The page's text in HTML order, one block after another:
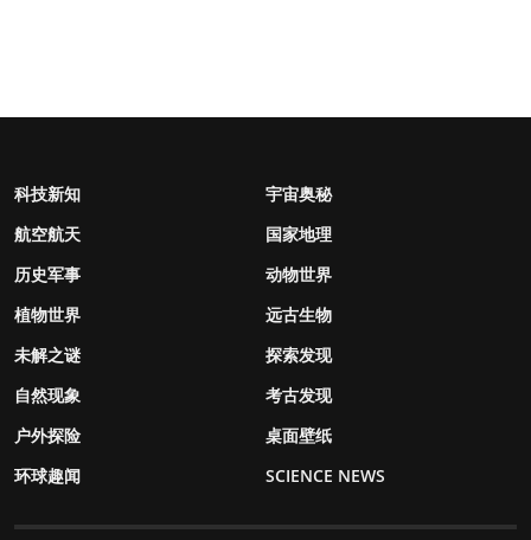
科技新知
宇宙奥秘
航空航天
国家地理
历史军事
动物世界
植物世界
远古生物
未解之谜
探索发现
自然现象
考古发现
户外探险
桌面壁纸
环球趣闻
SCIENCE NEWS